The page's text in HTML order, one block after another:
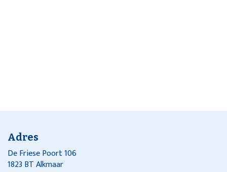
Adres
De Friese Poort 106
1823 BT Alkmaar